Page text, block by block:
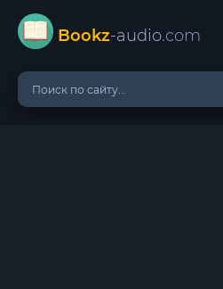
Bookz-audio.com